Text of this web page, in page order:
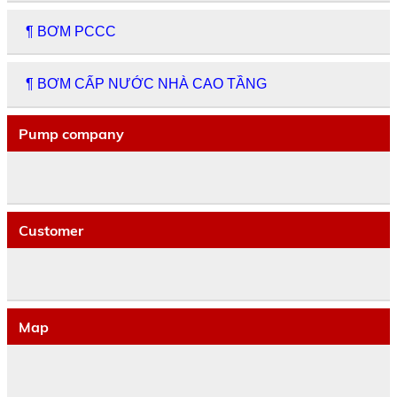
¶ BƠM PCCC
¶ BƠM CẤP NƯỚC NHÀ CAO TẦNG
Pump company
Customer
Map